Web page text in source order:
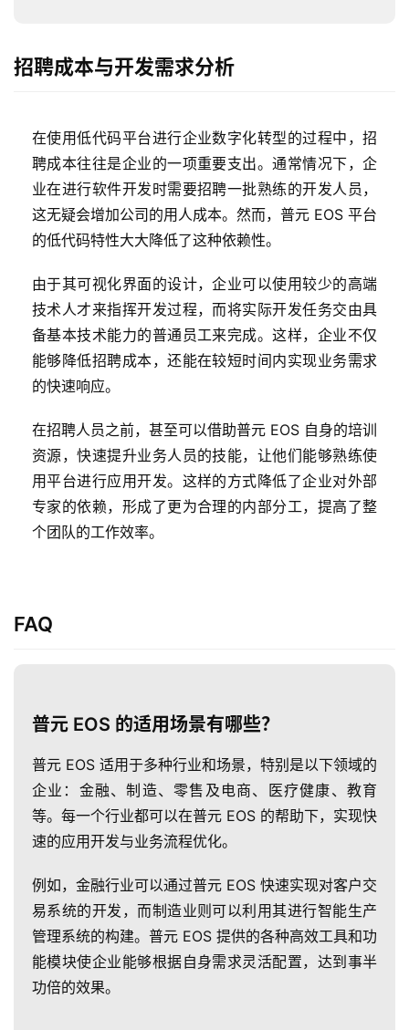
案
态
与
作
与
系
招聘成本与开发需求分析
在使用低代码平台进行企业数字化转型的过程中，招
聘成本往往是企业的一项重要支出。通常情况下，企
业在进行软件开发时需要招聘一批熟练的开发人员，
这无疑会增加公司的用人成本。然而，普元 EOS 平台
的低代码特性大大降低了这种依赖性。
由于其可视化界面的设计，企业可以使用较少的高端
技术人才来指挥开发过程，而将实际开发任务交由具
备基本技术能力的普通员工来完成。这样，企业不仅
能够降低招聘成本，还能在较短时间内实现业务需求
的快速响应。
在招聘人员之前，甚至可以借助普元 EOS 自身的培训
资源，快速提升业务人员的技能，让他们能够熟练使
用平台进行应用开发。这样的方式降低了企业对外部
专家的依赖，形成了更为合理的内部分工，提高了整
个团队的工作效率。
FAQ
普元 EOS 的适用场景有哪些？
普元 EOS 适用于多种行业和场景，特别是以下领域的
企业：金融、制造、零售及电商、医疗健康、教育
等。每一个行业都可以在普元 EOS 的帮助下，实现快
速的应用开发与业务流程优化。
例如，金融行业可以通过普元 EOS 快速实现对客户交
易系统的开发，而制造业则可以利用其进行智能生产
管理系统的构建。普元 EOS 提供的各种高效工具和功
能模块使企业能够根据自身需求灵活配置，达到事半
功倍的效果。